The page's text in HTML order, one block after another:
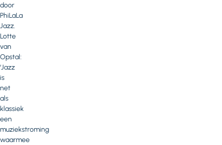
door
PhiLaLa
Jazz.
Lotte
van
Opstal:
‘Jazz
is
net
als
klassiek
een
muziekstroming
waarmee